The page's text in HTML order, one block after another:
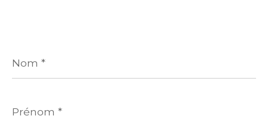
*
*